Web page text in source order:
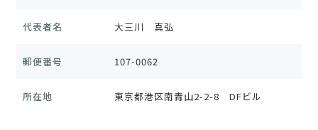
代表者名 大三川 真弘
郵便番号 107-0062
所在地 東京都港区南青山2-2-8 DFビル